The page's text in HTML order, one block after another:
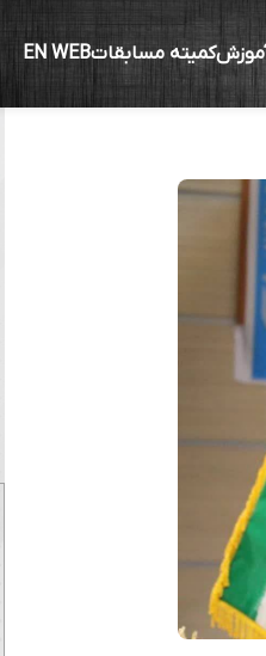
کمیته مسابقاتEN WEB
هستیم